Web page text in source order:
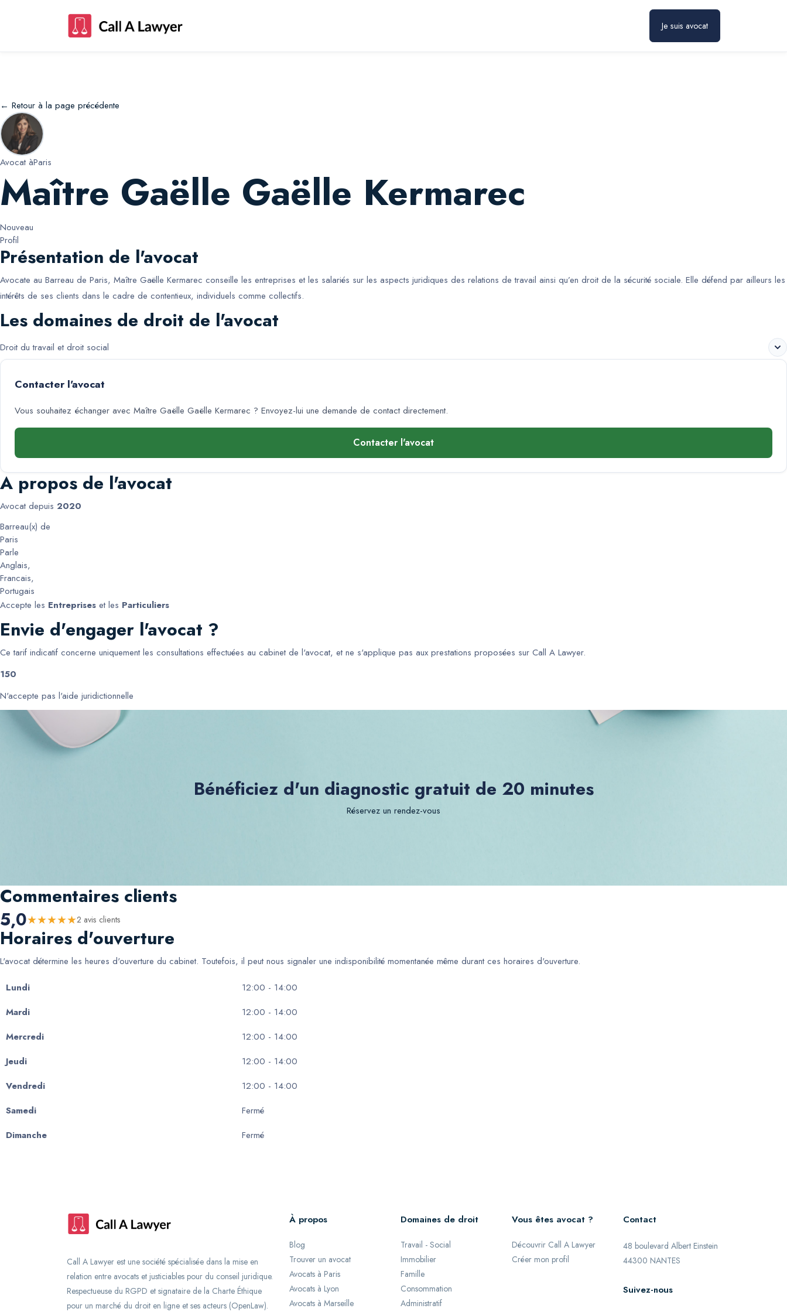
Je suis avocat
← Retour à la page précédente
Avocat àParis
Maître Gaëlle Gaëlle Kermarec
Nouveau
Profil
Présentation de l'avocat
Avocate au Barreau de Paris, Maître Gaëlle Kermarec conseille les entreprises et les salariés sur les aspects juridiques des relations de travail ainsi qu’en droit de la sécurité sociale. Elle défend par ailleurs les
intérêts de ses clients dans le cadre de contentieux, individuels comme collectifs.
Les domaines de droit de l'avocat
Droit du travail et droit social
Contacter l'avocat
Vous souhaitez échanger avec Maître Gaëlle Gaëlle Kermarec ? Envoyez-lui une demande de contact directement.
Contacter l'avocat
A propos de l'avocat
Avocat depuis 2020
Barreau(x) de
Paris
Parle
Anglais,
Francais,
Portugais
Accepte les Entreprises et les Particuliers
Envie d'engager l'avocat ?
Ce tarif indicatif concerne uniquement les consultations effectuées au cabinet de l'avocat, et ne s'applique pas aux prestations proposées sur Call A Lawyer.
150
N'accepte pas l'aide juridictionnelle
Bénéficiez d'un diagnostic gratuit de 20 minutes
Réservez un rendez-vous
Commentaires clients
5,0★★★★★2 avis clients
Horaires d'ouverture
L'avocat détermine les heures d'ouverture du cabinet. Toutefois, il peut nous signaler une indisponibilité momentanée même durant ces horaires d'ouverture.
Lundi
12:00 - 14:00
Mardi
12:00 - 14:00
Mercredi
12:00 - 14:00
Jeudi
12:00 - 14:00
Vendredi
12:00 - 14:00
Samedi
Fermé
Dimanche
Fermé
Call A Lawyer est une société spécialisée dans la mise en
relation entre avocats et justiciables pour du conseil juridique.
Respectueuse du RGPD et signataire de la Charte Éthique
pour un marché du droit en ligne et ses acteurs (OpenLaw).
À propos
Blog
Trouver un avocat
Avocats à Paris
Avocats à Lyon
Avocats à Marseille
Domaines de droit
Travail - Social
Immobilier
Famille
Consommation
Administratif
Vous êtes avocat ?
Découvrir Call A Lawyer
Créer mon profil
Contact
48 boulevard Albert Einstein
44300 NANTES
Suivez-nous